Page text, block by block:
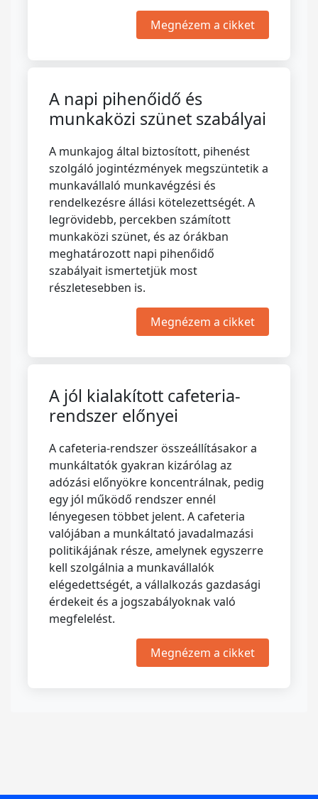
Megnézem a cikket
A napi pihenőidő és
munkaközi szünet szabályai
A munkajog által biztosított, pihenést
szolgáló jogintézmények megszüntetik a
munkavállaló munkavégzési és
rendelkezésre állási kötelezettségét. A
legrövidebb, percekben számított
munkaközi szünet, és az órákban
meghatározott napi pihenőidő
szabályait ismertetjük most
részletesebben is.
Megnézem a cikket
A jól kialakított cafeteria-
rendszer előnyei
A cafeteria-rendszer összeállításakor a
munkáltatók gyakran kizárólag az
adózási előnyökre koncentrálnak, pedig
egy jól működő rendszer ennél
lényegesen többet jelent. A cafeteria
valójában a munkáltató javadalmazási
politikájának része, amelynek egyszerre
kell szolgálnia a munkavállalók
elégedettségét, a vállalkozás gazdasági
érdekeit és a jogszabályoknak való
megfelelést.
Megnézem a cikket